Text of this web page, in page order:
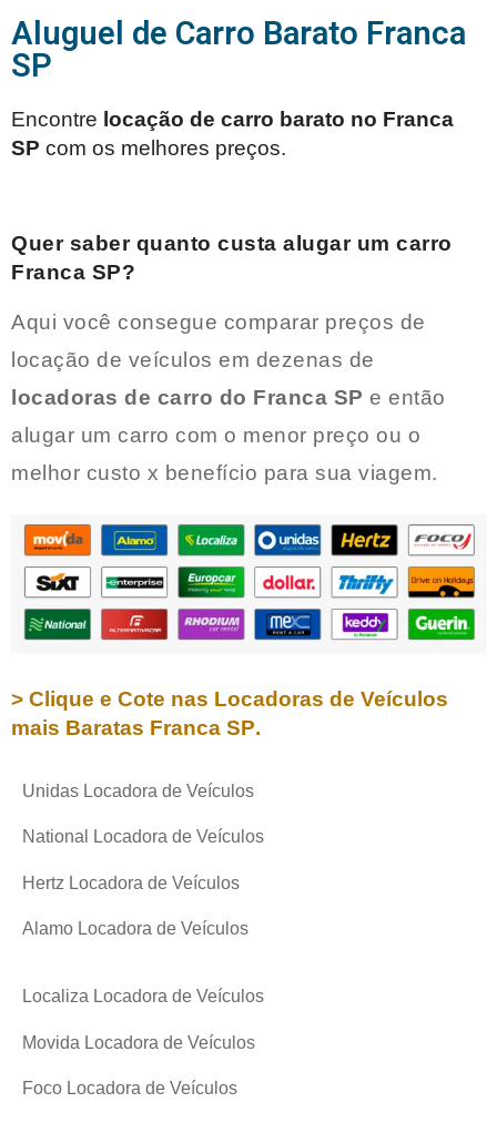
Aluguel de Carro Barato Franca
SP
Encontre locação de carro barato no Franca
SP com os melhores preços.
Quer saber quanto custa alugar um carro
Franca SP?
Aqui você consegue comparar preços de
locação de veículos em dezenas de
locadoras de carro do Franca SP e então
alugar um carro com o menor preço ou o
melhor custo x benefício para sua viagem.
> Clique e Cote nas Locadoras de Veículos
mais Baratas Franca SP.
Unidas Locadora de Veículos
National Locadora de Veículos
Hertz Locadora de Veículos
Alamo Locadora de Veículos
Localiza Locadora de Veículos
Movida Locadora de Veículos
Foco Locadora de Veículos